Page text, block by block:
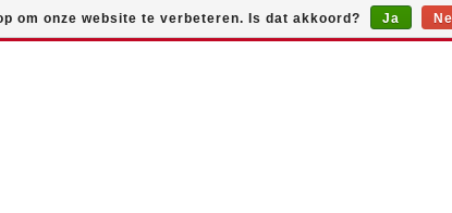
om onze website te verbeteren. Is dat akkoord? Ja